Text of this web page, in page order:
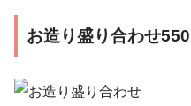
お造り盛り合わせ550